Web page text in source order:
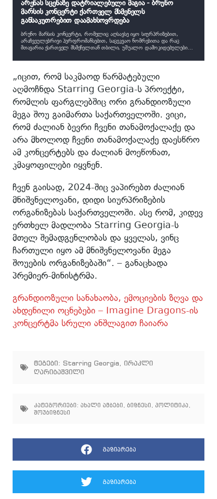
არენას სცენაზე დატრიალებული მაგია - ბრუნო
მარსის კონცერტი ქართველ მსმენელს
განსაკუთრებით დაამახსოვრდება
ბრუნო მარსის კონცერტი, რომელიც აღსავსე იყო სიურპრიზებით,
არაჩვეულებრივი პერფრომანსებით, საცეკვაო ნომრებითა და რაც
მთავარია ქართველ მსმენელთან თბილი, უშუალო დამოკიდებულებით,
„იცით, რომ საკმაოდ წარმატებული
აღმოჩნდა Starring Georgia-ს პროექტი,
რომლის ფარგლებშიც ორი გრანდიოზული
მეგა შოუ გაიმართა საქართველოში. ვიცი,
რომ ძალიან ბევრი ჩვენი თანამოქალაქე და
არა მხოლოდ ჩვენი თანამოქალაქე დაესწრო
ამ კონცერტებს და ძალიან მოეწონათ,
კმაყოფილები იყვნენ.
ჩვენ გაისად, 2024-შიც ვაპირებთ ძალიან
მნიშვნელოვანი, დიდი სიურპრიზების
ორგანიზებას საქართველოში. ასე რომ, კიდევ
ერთხელ მადლობა Starring Georgia-ს
მთელ შემადგენლობას და ყველას, ვინც
ჩართული იყო ამ მნიშვნელოვანი მეგა
შოუების ორგანიზებაში“. – განაცხადა
პრემიერ-მინისტრმა.
გრანდიოზული სანახაობა, ემოციების ზღვა და
ახდენილი ოცნებები – Imagine Dragons-ის
კონცერტმა სრული ანშლაგით ჩაიარა
ტეგები: Starring Georgia, ირაკლი
ღარიბაშვილი
კატეგორიები: ახალი ამბები ბიზნესი პოლიტიკა
შოუბიზნესი
გაზიარება
გაზიარება